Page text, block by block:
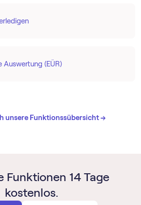
(EÜR)
unsere Funktionssübersicht →
Funktionen 14 Tage
kostenlos.